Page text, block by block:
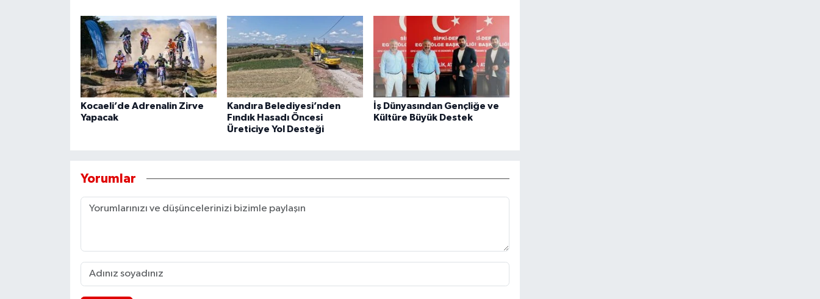
Kocaeli’de Adrenalin Zirve
Yapacak
Kandıra Belediyesi’nden
Fındık Hasadı Öncesi
Üreticiye Yol Desteği
İş Dünyasından Gençliğe ve
Kültüre Büyük Destek
Yorumlar